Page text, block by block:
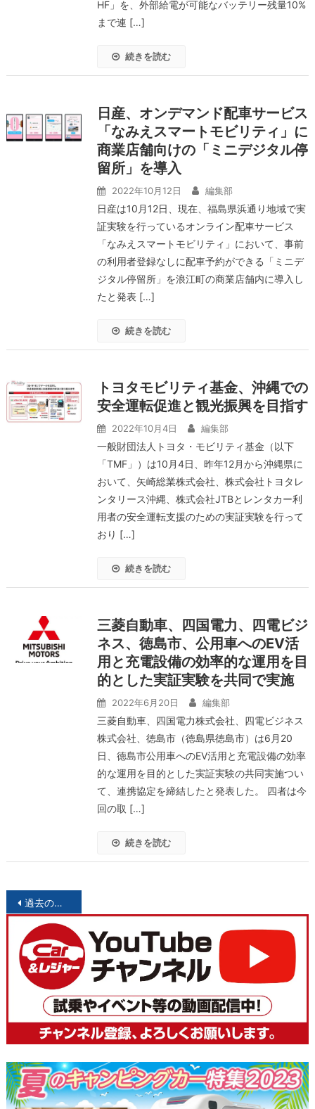
HF」を、外部給電が可能なバッテリー残量10%
まで連 […]
続きを読む
日産、オンデマンド配車サービス
「なみえスマートモビリティ」に
商業店舗向けの「ミニデジタル停
留所」を導入
2022年10月12日 編集部
日産は10月12日、現在、福島県浜通り地域で実
証実験を行っているオンライン配車サービス
「なみえスマートモビリティ」において、事前
の利用者登録なしに配車予約ができる「ミニデ
ジタル停留所」を浪江町の商業店舗内に導入し
たと発表 […]
続きを読む
トヨタモビリティ基金、沖縄での
安全運転促進と観光振興を目指す
2022年10月4日 編集部
一般財団法人トヨタ・モビリティ基金（以下
「TMF」）は10月4日、昨年12月から沖縄県に
おいて、矢崎総業株式会社、株式会社トヨタレ
ンタリース沖縄、株式会社JTBとレンタカー利
用者の安全運転支援のための実証実験を行って
おり […]
続きを読む
三菱自動車、四国電力、四電ビジ
ネス、徳島市、公用車へのEV活
用と充電設備の効率的な運用を目
的とした実証実験を共同で実施
2022年6月20日 編集部
三菱自動車、四国電力株式会社、四電ビジネス
株式会社、徳島市（徳島県徳島市）は6月20
日、徳島市公用車へのEV活用と充電設備の効率
的な運用を目的とした実証実験の共同実施つい
て、連携協定を締結したと発表した。 四者は今
回の取 […]
続きを読む
投
稿
ナ
ビ
ー
シ
ョ
過去の投稿